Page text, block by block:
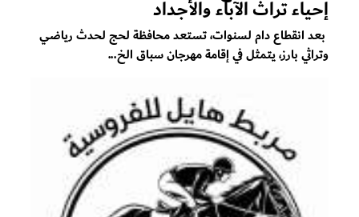
إحياء تراث الآباء والأجداد
بعد انقطاع دام لسنوات، تستعد محافظة لحج لحدث رياضي
وتراثي بارز، يتمثل في إقامة مهرجان سباق الخ...